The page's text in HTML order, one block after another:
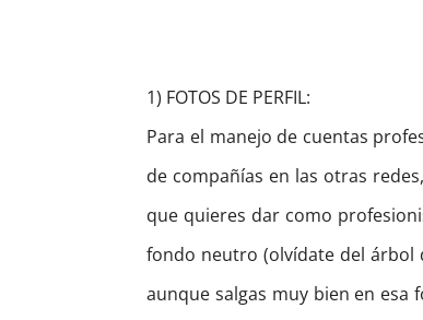
1) FOTOS DE PERFIL:
Para el manejo de cuentas
de compañías en las otras
que quieres dar como
fondo neutro (olvídate del árbol
aunque salgas muy bien en esa